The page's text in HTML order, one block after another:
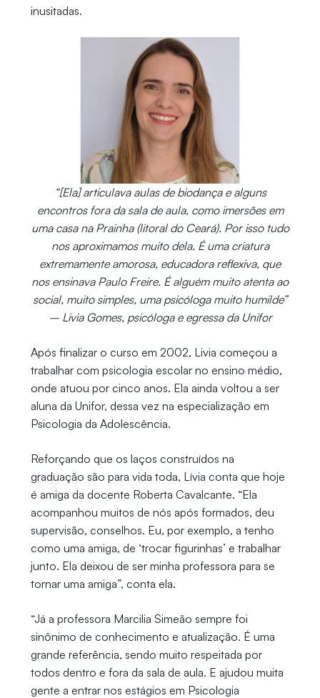
inusitadas.
“[Ela] articulava aulas de biodança e alguns
encontros fora da sala de aula, como imersões em
uma casa na Prainha (litoral do Ceará). Por isso tudo
nos aproximamos muito dela. É uma criatura
extremamente amorosa, educadora reflexiva, que
nos ensinava Paulo Freire. É alguém muito atenta ao
social, muito simples, uma psicóloga muito humilde”
– Livia Gomes, psicóloga e egressa da Unifor
Após finalizar o curso em 2002, Livia começou a
trabalhar com psicologia escolar no ensino médio,
onde atuou por cinco anos. Ela ainda voltou a ser
aluna da Unifor, dessa vez na especialização em
Psicologia da Adolescência.
Reforçando que os laços construídos na
graduação são para vida toda, Lívia conta que hoje
é amiga da docente Roberta Cavalcante. “Ela
acompanhou muitos de nós após formados, deu
supervisão, conselhos. Eu, por exemplo, a tenho
como uma amiga, de ‘trocar figurinhas’ e trabalhar
junto. Ela deixou de ser minha professora para se
tornar uma amiga”, conta ela.
“Já a professora Marcilia Simeão sempre foi
sinônimo de conhecimento e atualização. É uma
grande referência, sendo muito respeitada por
todos dentro e fora da sala de aula. E ajudou muita
gente a entrar nos estágios em Psicologia